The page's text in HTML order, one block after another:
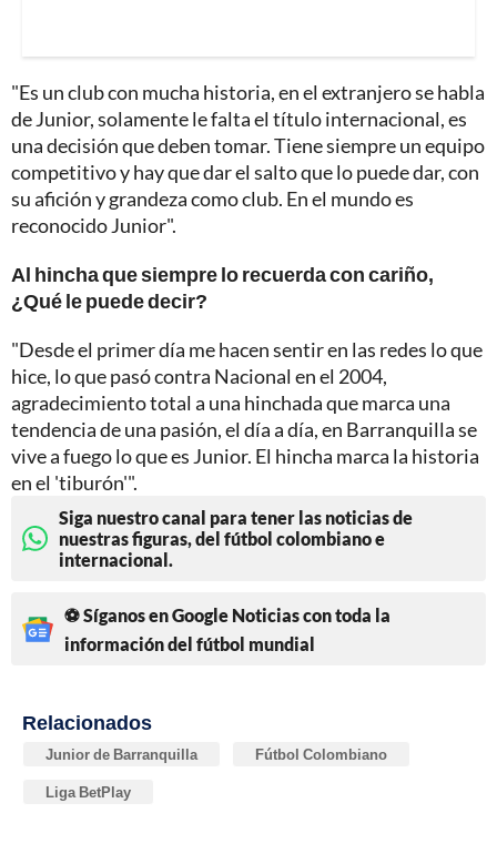
"Es un club con mucha historia, en el extranjero se habla
de Junior, solamente le falta el título internacional, es
una decisión que deben tomar. Tiene siempre un equipo
competitivo y hay que dar el salto que lo puede dar, con
su afición y grandeza como club. En el mundo es
reconocido Junior".
Al hincha que siempre lo recuerda con cariño,
¿Qué le puede decir?
"Desde el primer día me hacen sentir en las redes lo que
hice, lo que pasó contra Nacional en el 2004,
agradecimiento total a una hinchada que marca una
tendencia de una pasión, el día a día, en Barranquilla se
vive a fuego lo que es Junior. El hincha marca la historia
en el 'tiburón'".
Siga nuestro canal para tener las noticias de
nuestras figuras, del fútbol colombiano e
internacional.
⚽ Síganos en Google Noticias con toda la
información del fútbol mundial
Relacionados
Junior de Barranquilla Fútbol Colombiano
Liga BetPlay